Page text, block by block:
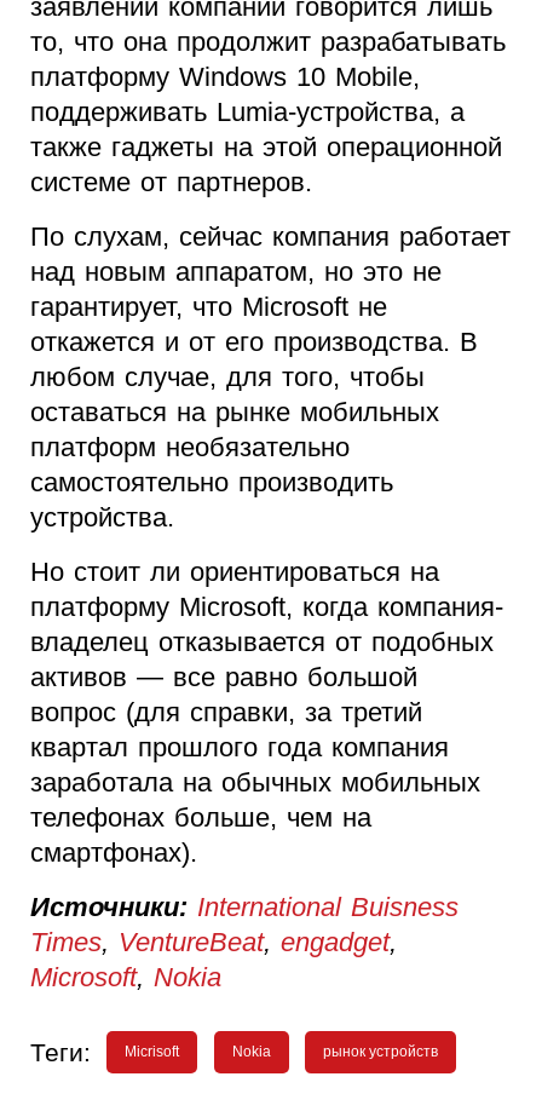
заявлении компании говорится лишь
то, что она продолжит разрабатывать
платформу Windows 10 Mobile,
поддерживать Lumia-устройства, а
также гаджеты на этой операционной
системе от партнеров.
По слухам, сейчас компания работает
над новым аппаратом, но это не
гарантирует, что Microsoft не
откажется и от его производства. В
любом случае, для того, чтобы
оставаться на рынке мобильных
платформ необязательно
самостоятельно производить
устройства.
Но стоит ли ориентироваться на
платформу Microsoft, когда компания-
владелец отказывается от подобных
активов — все равно большой
вопрос (для справки, за третий
квартал прошлого года компания
заработала на обычных мобильных
телефонах больше, чем на
смартфонах).
Источники: International Buisness
Times, VentureBeat, engadget,
Microsoft, Nokia
Теги: Micrisoft Nokia рынок устройств